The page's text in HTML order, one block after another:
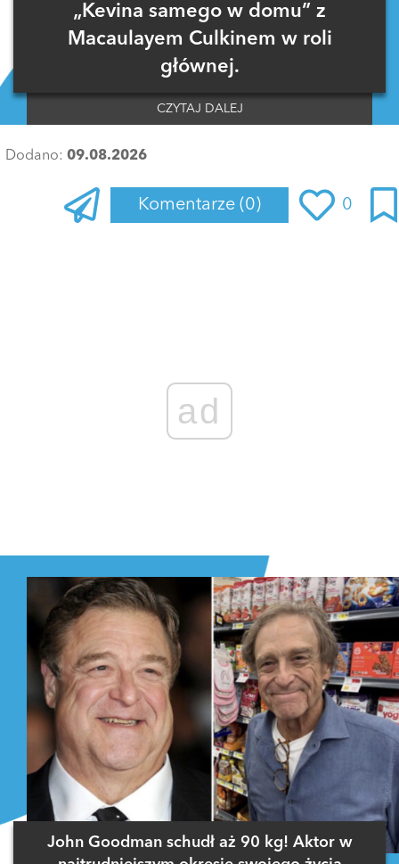
„Kevina samego w domu” z
Macaulayem Culkinem w roli
głównej.
CZYTAJ DALEJ
Dodano: 09.08.2026
Komentarze (0) 0
ad
John Goodman schudł aż 90 kg! Aktor w